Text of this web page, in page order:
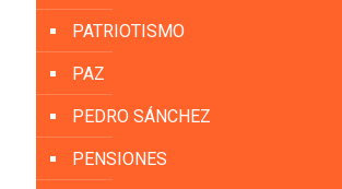
PATRIOTISMO
PAZ
PEDRO SÁNCHEZ
PENSIONES